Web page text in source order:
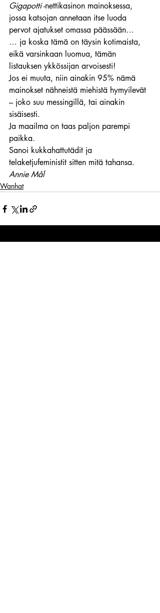
Gigapotti -nettikasinon mainoksessa,
jossa katsojan annetaan itse luoda
pervot ajatukset omassa päässään…
… ja koska tämä on täysin kotimaista,
eikä varsinkaan luomua, tämän
listauksen ykkössijan arvoisesti!
Jos ei muuta, niin ainakin 95% nämä
mainokset nähneistä miehistä hymyilevät
– joko suu messingillä, tai ainakin
sisäisesti.
Ja maailma on taas paljon parempi
paikka.
Sanoi kukkahattutädit ja
telaketjufeministit sitten mitä tahansa.
Annie Mål
Wanhat